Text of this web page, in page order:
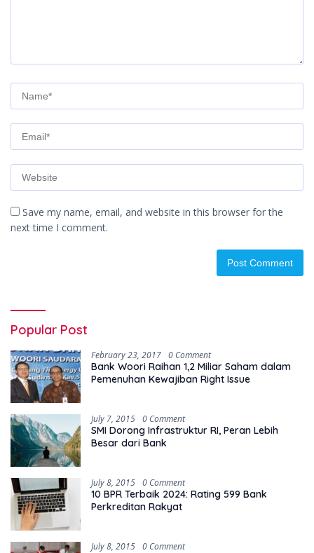
Save my name, email, and website in this browser for the
next time I comment.
Popular Post
February 23, 2017 0 Comment
Bank Woori Raihan 1,2 Miliar Saham dalam
Pemenuhan Kewajiban Right Issue
July 7, 2015 0 Comment
SMI Dorong Infrastruktur RI, Peran Lebih
Besar dari Bank
July 8, 2015 0 Comment
10 BPR Terbaik 2024: Rating 599 Bank
Perkreditan Rakyat
July 8, 2015 0 Comment